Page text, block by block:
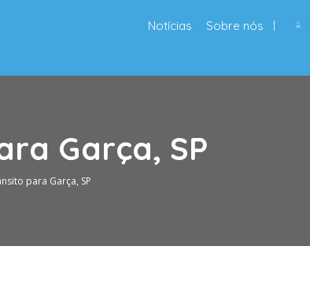
Notícias Sobre nós
Garça, SP
para Garça, SP